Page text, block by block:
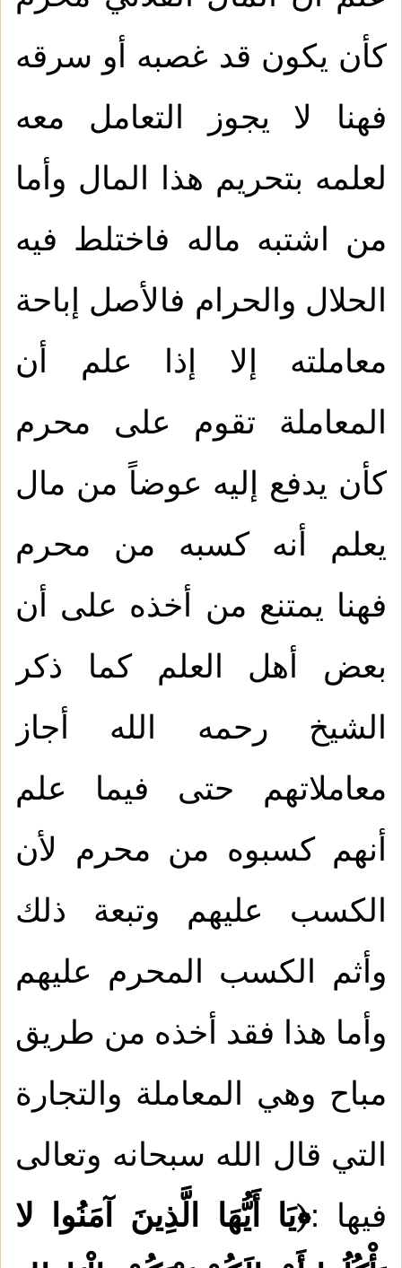
كأن يكون قد غصبه أو سرقه
فهنا لا يجوز التعامل معه
لعلمه بتحريم هذا المال وأما
من اشتبه ماله فاختلط فيه
الحلال والحرام فالأصل إباحة
معاملته إلا إذا علم أن
المعاملة تقوم على محرم
كأن يدفع إليه عوضاً من مال
يعلم أنه كسبه من محرم
فهنا يمتنع من أخذه على أن
بعض أهل العلم كما ذكر
الشيخ رحمه الله أجاز
معاملاتهم حتى فيما علم
أنهم كسبوه من محرم لأن
الكسب عليهم وتبعة ذلك
وأثم الكسب المحرم عليهم
وأما هذا فقد أخذه من طريق
مباح وهي المعاملة والتجارة
التي قال الله سبحانه وتعالى
فيها :﴿يَا أَيُّهَا الَّذِينَ آمَنُوا لا